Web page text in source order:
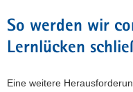
So werden wir
Lernlücken
Eine weitere